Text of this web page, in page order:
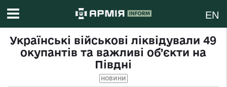
EN
Українські військові ліквідували 49
окупантів та важливі об’єкти на
Півдні
НОВИНИ